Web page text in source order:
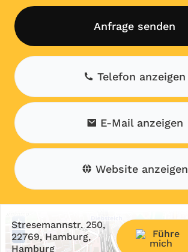
Anfrage senden
Telefon anzeigen
E-Mail anzeigen
Website anzeigen
+
−
Stresemannstr. 250,
22769, Hamburg,
Hamburg